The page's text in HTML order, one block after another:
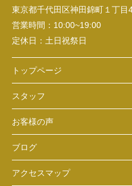
東京都千代田区神田錦町１丁
営業時間： 10:00~19:00
定休日： 土日祝祭日
トップページ
スタッフ
お客様の声
ブログ
アクセスマップ